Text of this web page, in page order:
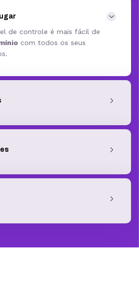
de controle é mais fácil de
com todos os seus